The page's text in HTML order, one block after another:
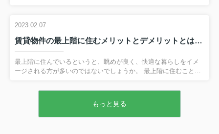
の築年数基準：築古の場合 一般的に「築30年以上」の物件を、築
こなわれている物件も多く、見た目には築浅や新築のように見え
るものもあります。 また築浅や新築よりも家賃が安い傾向にあ
り、好立地でも比較的安価な物件に住める場合も多いです。 その
ためコストパフォーマンスを重視される方には向いているといえ
2023.02.07
賃貸物件の最上階に住むメリットとデメリットとは？暑さ対策も解説！
最上階に住んでいるというと、眺めが良く、快適な暮らしをイメ
ージされる方が多いのではないでしょうか。 最上階に住むことは
あります。 そこで今回は、賃貸物件の最上階に住むメリットとデ
はこちら賃貸物件の最上階に住むメリットとは 最上階に住む最大
のメリットといえば、やはり開放感があることでしょう。 周辺の
もっと見る